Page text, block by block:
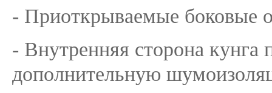
- Приоткрываемые боковые
- Внутренняя сторона кунга
дополнительную